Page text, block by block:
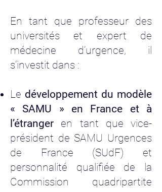
En tant que professeur des
universités et expert de
médecine d’urgence, il
s’investit dans :
Le développement du modèle
« SAMU » en France et à
l’étranger en tant que vice-
président de SAMU Urgences
de France (SUdF) et
personnalité qualifiée de la
Commission quadripartite